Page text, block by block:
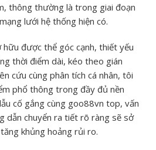
thông thường là trong giai đoạn
lưới hệ thống hiện có.
được thể góc cạnh, thiết yếu
thời điểm dài, kéo theo gián
cứu cùng phân tích cá nhân, tôi
phổ thông trong đầy đủ nền
cố gắng cùng goo88vn top, vấn
dẫn chuyển ra tiết rõ ràng sẽ sở
khủng hoảng rủi ro.